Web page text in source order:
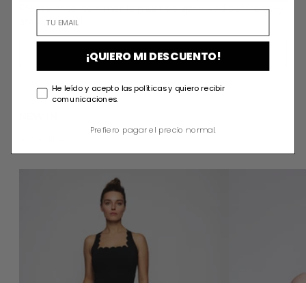
Please note, comments must be approved before they
are published
¡QUIERO MI DESCUENTO!
He leído y acepto las políticas y quiero recibir
comunicaciones.
Prefiero pagar el precio normal.